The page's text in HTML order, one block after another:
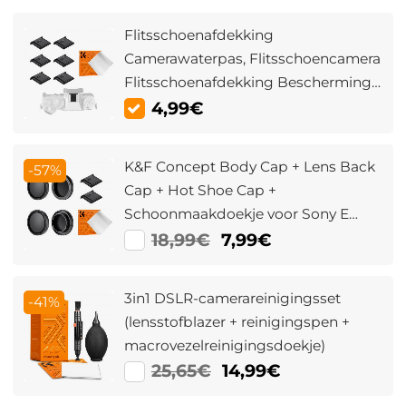
Flitsschoenafdekking
Camerawaterpas, Flitsschoencamera
Flitsschoenafdekking Bescherming,
Beschermkap voor Flitsschoenen
4,99€
-57%
K&F Concept Body Cap + Lens Back
Cap + Hot Shoe Cap +
Schoonmaakdoekje voor Sony E
Mount A6700, A6600, A6500, A6400,
A7R M2, A7R M3, A7R M4, A7R M5,
FX3, FX3
18,99€ 7,99€
-41%
3in1 DSLR-camerareinigingsset
(lensstofblazer + reinigingspen +
macrovezelreinigingsdoekje)
25,65€ 14,99€